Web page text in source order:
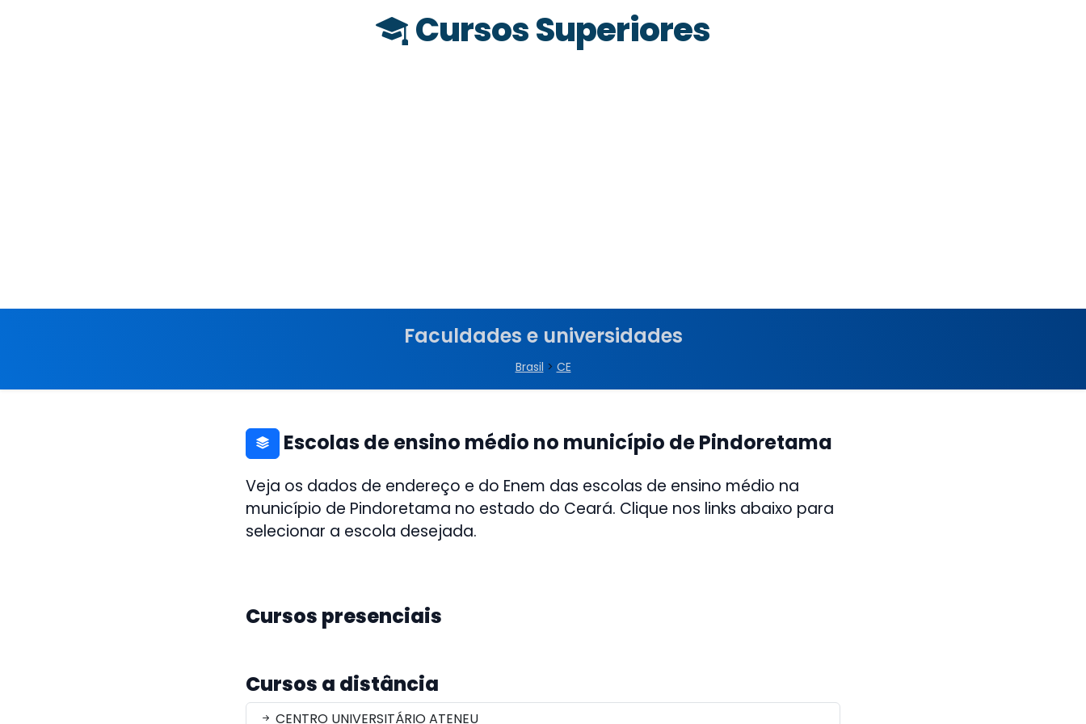
Cursos Superiores
Faculdades e universidades
Brasil > CE
Escolas de ensino médio no município de Pindoretama
Veja os dados de endereço e do Enem das escolas de ensino médio na
município de Pindoretama no estado do Ceará. Clique nos links abaixo para
selecionar a escola desejada.
Cursos presenciais
Cursos a distância
CENTRO UNIVERSITÁRIO ATENEU